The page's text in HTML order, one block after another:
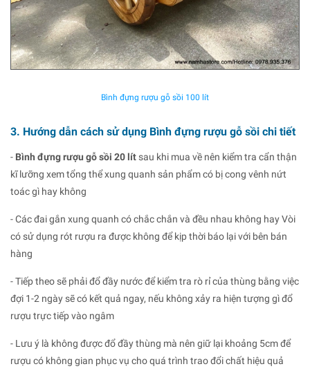
Bình đựng rượu gỗ sồi 100 lít
3. Hướng dẫn cách sử dụng Bình đựng rượu gỗ sồi chi tiết
- Bình đựng rượu gỗ sồi 20 lítsau khi mua về nên kiểm tra cẩn thận
kĩ lưỡng xem tổng thể xung quanh sản phẩm có bị cong vênh nứt
toác gì hay không
- Các đai gắn xung quanh có chắc chắn và đều nhau không hay Vòi
có sử dụng rót rượu ra được không để kịp thời báo lại với bên bán
hàng
- Tiếp theo sẽ phải đổ đầy nước để kiểm tra rò rỉ của thùng bằng việc
đợi 1-2 ngày sẽ có kết quả ngay, nếu không xảy ra hiện tượng gì đổ
rượu trực tiếp vào ngâm
- Lưu ý là không được đổ đầy thùng mà nên giữ lại khoảng 5cm để
rượu có không gian phục vụ cho quá trình trao đổi chất hiệu quả